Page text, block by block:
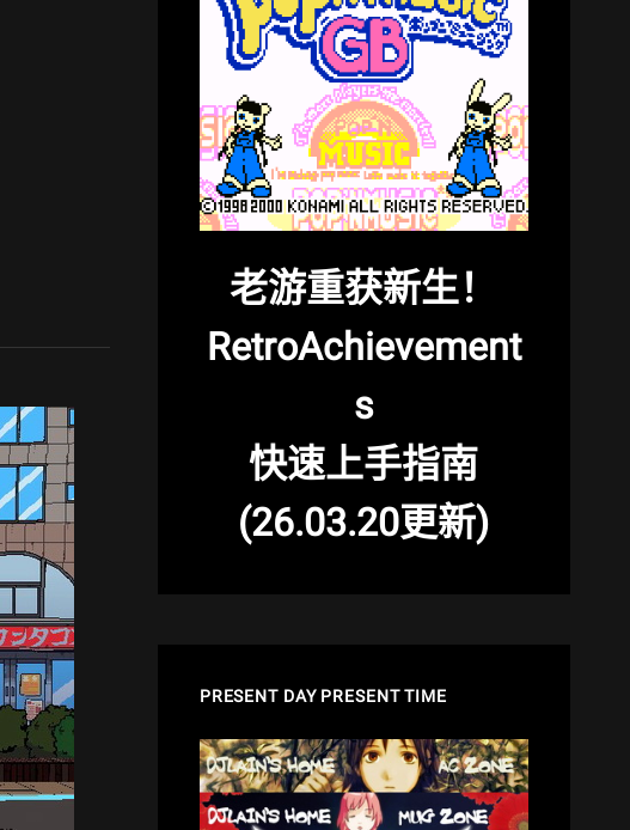
老游重获新生！
RetroAchievement
s
快速上手指南
(26.03.20更新)
PRESENT DAY PRESENT TIME